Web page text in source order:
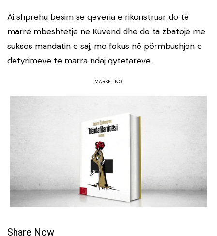
Ai shprehu besim se qeveria e rikonstruar do të
marrë mbështetje në Kuvend dhe do ta zbatojë me
sukses mandatin e saj, me fokus në përmbushjen e
detyrimeve të marra ndaj qytetarëve.
MARKETING
Share Now